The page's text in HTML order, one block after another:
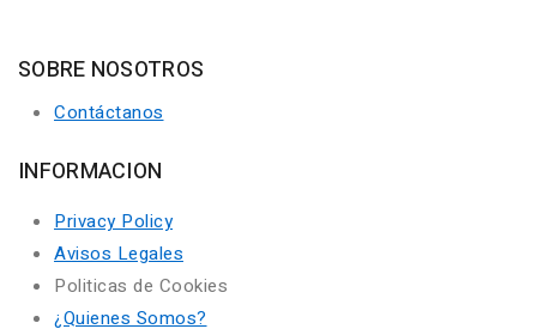
SOBRE NOSOTROS
Contáctanos
INFORMACION
Privacy Policy
Avisos Legales
Politicas de Cookies
¿Quienes Somos?